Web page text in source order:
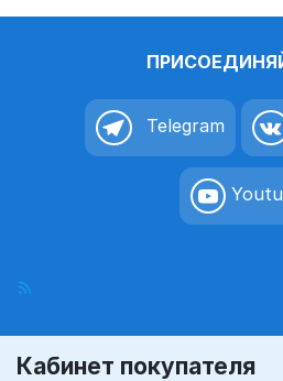
Heavy Duty,
Telegram
Кабинет покупателя